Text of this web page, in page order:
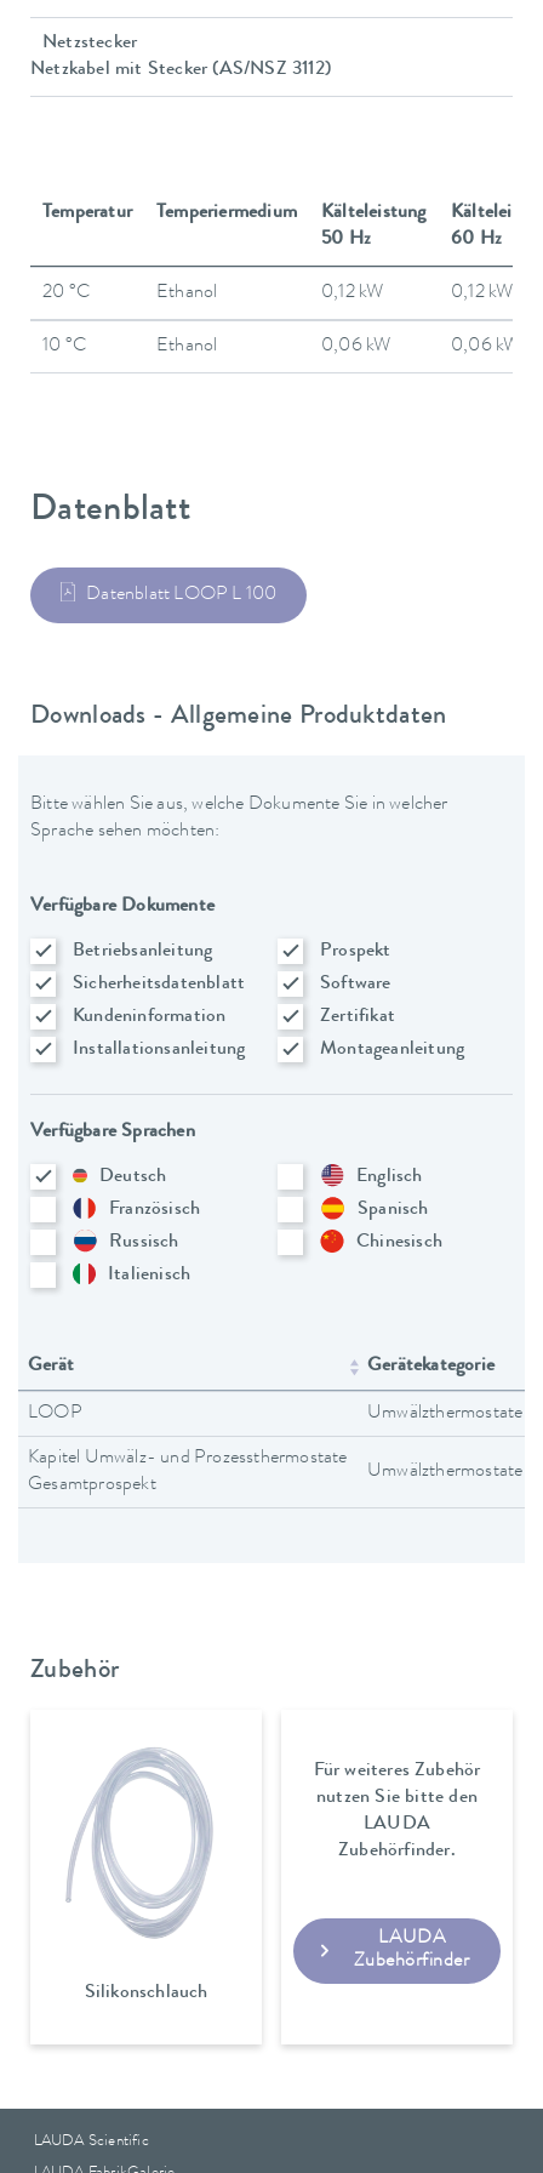
Netzstecker
Netzkabel mit Stecker (AS/NSZ 3112)
Temperatur Temperiermedium
Kälteleistung
50 Hz
60 Hz
20 °C Ethanol 0,12 kW 0,12 kW
10 °C Ethanol 0,06 kW 0,06 kW
Datenblatt
Datenblatt LOOP L 100
Downloads - Allgemeine Produktdaten
Bitte wählen Sie aus, welche Dokumente Sie in welcher
Sprache sehen möchten:
Verfügbare Dokumente
Betriebsanleitung
Prospekt
Sicherheitsdatenblatt
Software
Kundeninformation
Zertifikat
Installationsanleitung
Montageanleitung
Verfügbare Sprachen
Deutsch
Englisch
Französisch
Spanisch
Russisch
Chinesisch
Italienisch
Gerät Gerätekategorie
LOOP Umwälzthermostate
Kapitel Umwälz- und Prozessthermostate
Gesamtprospekt
Umwälzthermostate
Zubehör
Silikonschlauch
Für weiteres Zubehör
nutzen Sie bitte den
LAUDA
Zubehörfinder.
LAUDA
Zubehörfinder
LAUDA Scientific